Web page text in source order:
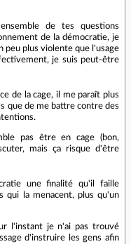
de tes questions
de la démocratie, je
peu plus violente que l'usage
je suis peut-être
de la cage, il me paraît plus
que de me battre contre des
pas être en cage (bon,
mais ça risque d'être
une finalité qu'il faille
qui la menacent, plus qu'un
l'instant je n'ai pas trouvé
d'instruire les gens afin